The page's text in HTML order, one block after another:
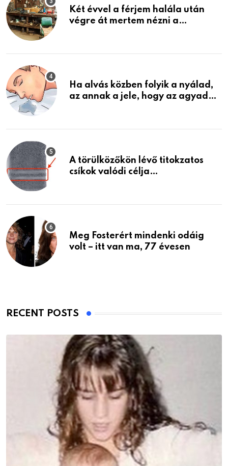
Két évvel a férjem halála után
végre át mertem nézni a
életemet
Ha alvás közben folyik a nyálad,
az annak a jele, hogy az agyad…
A törülközőkön lévő titokzatos
csíkok valódi célja…
Meg Fosterért mindenki odáig
volt – itt van ma, 77 évesen
RECENT POSTS